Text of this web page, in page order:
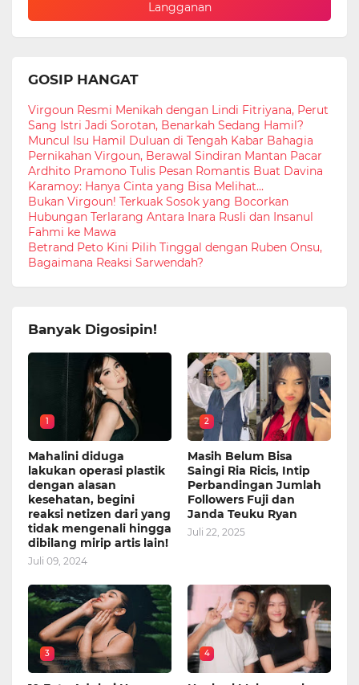
GOSIP HANGAT
Virgoun Resmi Menikah dengan Lindi Fitriyana, Perut
Sang Istri Jadi Sorotan, Benarkah Sedang Hamil?
Muncul Isu Hamil Duluan di Tengah Kabar Bahagia
Pernikahan Virgoun, Berawal Sindiran Mantan Pacar
Ardhito Pramono Tulis Pesan Romantis Buat Davina
Karamoy: Hanya Cinta yang Bisa Melihat...
Bukan Virgoun! Terkuak Sosok yang Bocorkan
Hubungan Terlarang Antara Inara Rusli dan Insanul
Fahmi ke Mawa
Betrand Peto Kini Pilih Tinggal dengan Ruben Onsu,
Bagaimana Reaksi Sarwendah?
Banyak Digosipin!
1
Mahalini diduga
lakukan operasi plastik
dengan alasan
kesehatan, begini
reaksi netizen dari yang
tidak mengenali hingga
dibilang mirip artis lain!
Juli 09, 2024
2
Masih Belum Bisa
Saingi Ria Ricis, Intip
Perbandingan Jumlah
Followers Fuji dan
Janda Teuku Ryan
Juli 22, 2025
3 4